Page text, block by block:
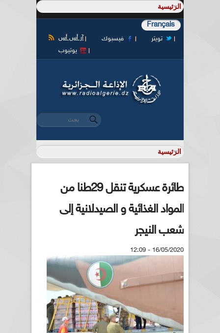
Français
آر أس أس فيسبوك
تويتر
يوتيوب
استمارة البحث
‏بحث ‏
طائرة عسكرية تنقل 29طنا من
المواد الغذائية و الصيدلانية إلى
شعب النيجر
16/05/2020 - 12:09